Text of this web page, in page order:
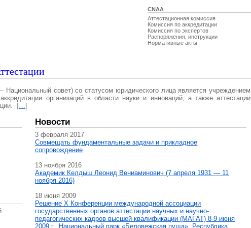
CNAA
Аттестационная комиссия
Комиссия по аккредитации
Комиссия по экспертов
Распоряжения, инструкции
Нормативные акты
Национальный совет) со статусом юридического лица является учреждением
организаций в области науки и инноваций, а также аттестации
[…]
Новости
3 февраля 2017
Совмещать фундаментальные задачи и прикладное
сопровождение
13 ноября 2016
Академик Келдыш Леонид Вениаминович (7 апреля 1931 — 11
ноября 2016)
18 июня 2009
Решение X Конференции международной ассоциации
государственных органов аттестации научных и научно-
педагогических кадров высшей квалификации (МАГAT) 8-9 июня
2009 г., Национальный парк «Беловежская пуща», Республика